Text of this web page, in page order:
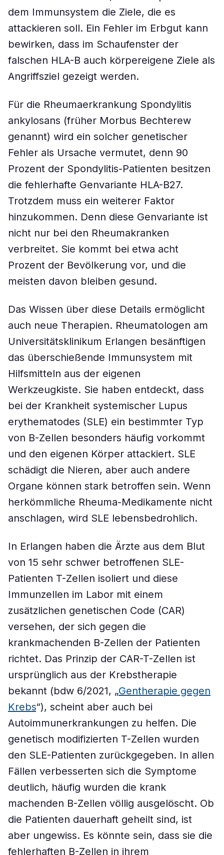
dem Immunsystem die Ziele, die es
attackieren soll. Ein Fehler im Erbgut kann
bewirken, dass im Schaufenster der
falschen HLA-B auch körpereigene Ziele als
Angriffsziel gezeigt werden.
Für die Rheumaerkrankung Spondylitis
ankylosans (früher Morbus Bechterew
genannt) wird ein solcher genetischer
Fehler als Ursache vermutet, denn 90
Prozent der Spondylitis-Patienten besitzen
die fehlerhafte Genvariante HLA-B27.
Trotzdem muss ein weiterer Faktor
hinzukommen. Denn diese Genvariante ist
nicht nur bei den Rheumakranken
verbreitet. Sie kommt bei etwa acht
Prozent der Bevölkerung vor, und die
meisten davon bleiben gesund.
Das Wissen über diese Details ermöglicht
auch neue Therapien. Rheumatologen am
Universitätsklinikum Erlangen besänftigen
das überschießende Immunsystem mit
Hilfsmitteln aus der eigenen
Werkzeugkiste. Sie haben entdeckt, dass
bei der Krankheit systemischer Lupus
erythematodes (SLE) ein bestimmter Typ
von B-Zellen besonders häufig vorkommt
und den eigenen Körper attackiert. SLE
schädigt die Nieren, aber auch andere
Organe können stark betroffen sein. Wenn
herkömmliche Rheuma-Medikamente nicht
anschlagen, wird SLE lebensbedrohlich.
In Erlangen haben die Ärzte aus dem Blut
von 15 sehr schwer betroffenen SLE-
Patienten T-Zellen isoliert und diese
Immunzellen im Labor mit einem
zusätzlichen genetischen Code (CAR)
versehen, der sich gegen die
krankmachenden B-Zellen der Patienten
richtet. Das Prinzip der CAR-T-Zellen ist
ursprünglich aus der Krebstherapie
bekannt (bdw 6/2021, „Gentherapie gegen
Krebs“), scheint aber auch bei
Autoimmunerkrankungen zu helfen. Die
genetisch modifizierten T-Zellen wurden
den SLE-Patienten zurückgegeben. In allen
Fällen verbesserten sich die Symptome
deutlich, häufig wurden die krank
machenden B-Zellen völlig ausgelöscht. Ob
die Patienten dauerhaft geheilt sind, ist
aber ungewiss. Es könnte sein, dass sie die
fehlerhaften B-Zellen in ihrem